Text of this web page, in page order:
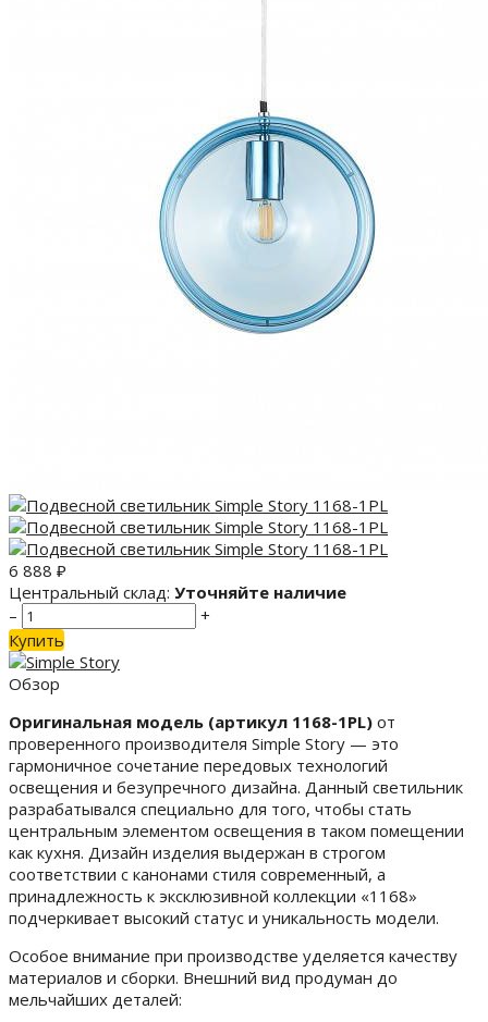
6 888 ₽
Центральный склад: Уточняйте наличие
–
+
Купить
Обзор
Оригинальная модель (артикул 1168-1PL) от
проверенного производителя Simple Story — это
гармоничное сочетание передовых технологий
освещения и безупречного дизайна. Данный светильник
разрабатывался специально для того, чтобы стать
центральным элементом освещения в таком помещении
как кухня. Дизайн изделия выдержан в строгом
соответствии с канонами стиля современный, а
принадлежность к эксклюзивной коллекции «1168»
подчеркивает высокий статус и уникальность модели.
Особое внимание при производстве уделяется качеству
материалов и сборки. Внешний вид продуман до
мельчайших деталей: